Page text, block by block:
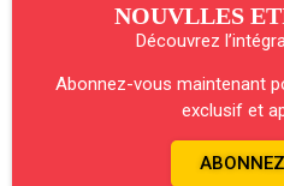
NOUVLLES
Découvrez
Abonnez-vous maintenant
exclusif et